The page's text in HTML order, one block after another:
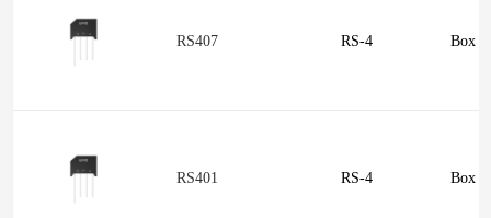
RS407 RS-4 Box
RS401 RS-4 Box